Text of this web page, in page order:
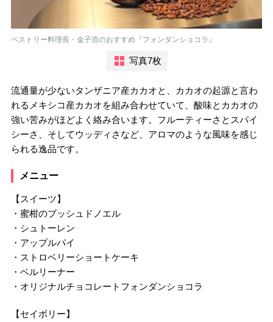
ペストリー料理長・金子浩のおすすめ『フォンダンショコラ』
写真7枚
流通量が少ないタンザニア産カカオと、カカオの起源と言わ
れるメキシコ産カカオを組み合わせていて、酸味とカカオの
強い苦みがほどよく絡み合います。フルーティーさとスパイ
シーさ、そしてウッディさなど、アロマのような風味を感じ
られる逸品です。
メニュー
【スイーツ】
・蜜柑のブッシュドノエル
・シュトーレン
・アップルパイ
・ストロベリーショートケーキ
・ベルリーナー
・オリジナルチョコレートフォンダンショコラ
【セイボリー】